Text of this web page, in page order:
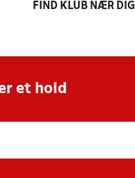
FIND KLUB NÆR DIG
et hold